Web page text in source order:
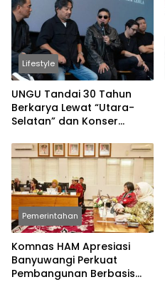
Lifestyle
UNGU Tandai 30 Tahun
Berkarya Lewat “Utara-
Selatan” dan Konser
Pemerintahan
Komnas HAM Apresiasi
Banyuwangi Perkuat
Pembangunan Berbasis